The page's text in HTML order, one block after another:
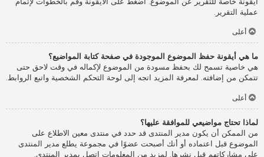
عملية التقرير.
أعلى
ما هي أيقونة حفظ الموضوع الموجودة في صفحة كتابة المواضيع؟
هي خاصية تسمح لك بحفظ مسودة من الموضوع لإكماله في وقت لاحق حتى
تتمكن من إضافته. لمعرفة المزيد اتجه إلى لوحة التحكم الشخصية واتبع الروابط.
أعلى
لماذا تحتاج مواضيعي للموافقة عليها؟
من الممكن أن يكون مدير المنتدى قد حدد في منتدى معين الاطلاع على
الموضوع قبل اعتماده أو أنك أصبحت عضوًا في مجموعة يطلع مدير المنتدى
على مشاركاتهم قبل نشرها. لمزيد من المعلومات اتصل بمدير المنتدى.